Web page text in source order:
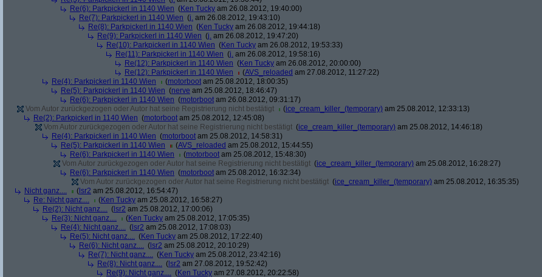
Re(6): Parkpickerl in 1140 Wien (Ken Tucky am 26.08.2012, 19:40:00)
Re(7): Parkpickerl in 1140 Wien (j. am 26.08.2012, 19:43:10)
Re(8): Parkpickerl in 1140 Wien (Ken Tucky am 26.08.2012, 19:44:18)
Re(9): Parkpickerl in 1140 Wien (j. am 26.08.2012, 19:47:20)
Re(10): Parkpickerl in 1140 Wien (Ken Tucky am 26.08.2012, 19:53:33)
Re(11): Parkpickerl in 1140 Wien (j. am 26.08.2012, 19:58:16)
Re(12): Parkpickerl in 1140 Wien (Ken Tucky am 26.08.2012, 20:00:00)
Re(12): Parkpickerl in 1140 Wien
(AVS_reloaded am 27.08.2012, 11:27:22)
Re(4): Parkpickerl in 1140 Wien
(motorboot am 25.08.2012, 18:00:35)
Re(5): Parkpickerl in 1140 Wien (nerve am 25.08.2012, 18:46:47)
Re(6): Parkpickerl in 1140 Wien (motorboot am 26.08.2012, 09:31:17)
Vom Autor zurückgezogen oder Autor hat seine Registrierung nicht bestätigt
(ice_cream_killer_(temporary) am 25.08.2012, 12:33:13)
Re(2): Parkpickerl in 1140 Wien (motorboot am 25.08.2012, 12:45:08)
Vom Autor zurückgezogen oder Autor hat seine Registrierung nicht bestätigt (ice_cream_killer_(temporary) am 25.08.2012, 14:46:18)
Re(4): Parkpickerl in 1140 Wien (motorboot am 25.08.2012, 14:58:31)
Re(5): Parkpickerl in 1140 Wien
(AVS_reloaded am 25.08.2012, 15:44:55)
Re(6): Parkpickerl in 1140 Wien
(motorboot am 25.08.2012, 15:48:30)
Vom Autor zurückgezogen oder Autor hat seine Registrierung nicht bestätigt (ice_cream_killer_(temporary) am 25.08.2012, 16:28:27)
Re(6): Parkpickerl in 1140 Wien (motorboot am 25.08.2012, 16:32:34)
Vom Autor zurückgezogen oder Autor hat seine Registrierung nicht bestätigt (ice_cream_killer_(temporary) am 25.08.2012, 16:35:35)
Nicht ganz....
( lsr2 am 25.08.2012, 16:54:47)
Re: Nicht ganz....
(Ken Tucky am 25.08.2012, 16:58:27)
Re(2): Nicht ganz.... ( lsr2 am 25.08.2012, 17:00:06)
Re(3): Nicht ganz....
(Ken Tucky am 25.08.2012, 17:05:35)
Re(4): Nicht ganz.... ( lsr2 am 25.08.2012, 17:08:03)
Re(5): Nicht ganz.... (Ken Tucky am 25.08.2012, 17:22:40)
Re(6): Nicht ganz.... ( lsr2 am 25.08.2012, 20:10:29)
Re(7): Nicht ganz.... (Ken Tucky am 25.08.2012, 23:42:16)
Re(8): Nicht ganz.... ( lsr2 am 27.08.2012, 19:52:42)
Re(9): Nicht ganz.... (Ken Tucky am 27.08.2012, 20:22:58)